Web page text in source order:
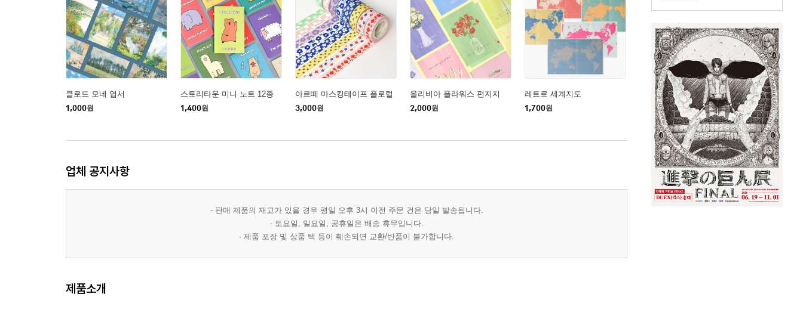
클로드 모네 엽서
1,000원
스토리타운 미니 노트 12종
1,400원
아르떼 마스킹테이프 플로럴
3,000원
올리비아 플라워스 편지지
2,000원
레트로 세계지도
1,700원
업체 공지사항
- 판매 제품의 재고가 있을 경우 평일 오후 3시 이전 주문 건은 당일 발송됩니다.
- 토요일, 일요일, 공휴일은 배송 휴무입니다.
- 제품 포장 및 상품 택 등이 훼손되면 교환/반품이 불가합니다.
제품소개